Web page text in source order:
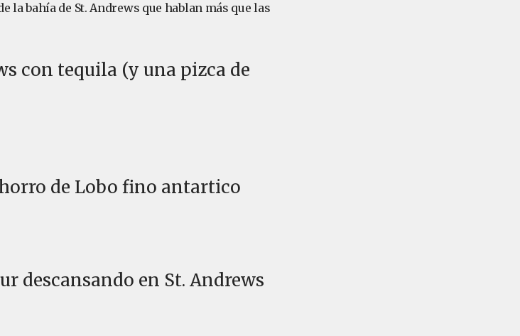
la bahía de St. Andrews que hablan más que las
con tequila (y una pizca de
de Lobo fino antartico
descansando en St. Andrews